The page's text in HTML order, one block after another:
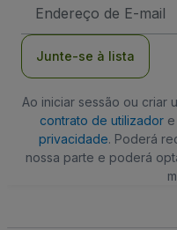
de
Junte-se à lista
Ao iniciar sessão ou criar
contrato de utilizadore
privacidade. Poderá
nossa parte e poderá